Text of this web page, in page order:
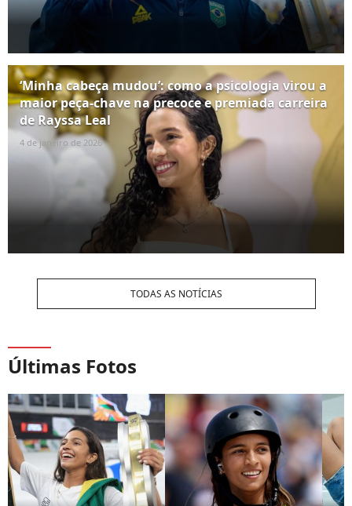
‘Minha cabeça mudou’: como a psicologia virou a
maior peça-chave na precoce e premiada carreira
de Rayssa Leal
4 de janeiro de 2026
TODAS AS NOTÍCIAS
Últimas Fotos